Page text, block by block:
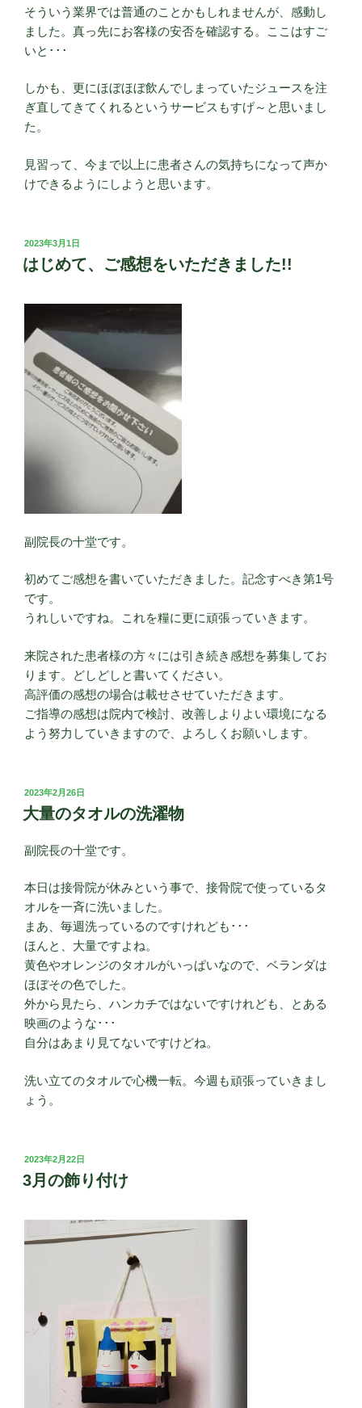
そういう業界では普通のことかもしれませんが、感動し
ました。真っ先にお客様の安否を確認する。ここはすご
いと･･･
しかも、更にほぼほぼ飲んでしまっていたジュースを注
ぎ直してきてくれるというサービスもすげ～と思いまし
た。
見習って、今まで以上に患者さんの気持ちになって声か
けできるようにしようと思います。
投
稿
日:
2023年3月1日
はじめて、ご感想をいただきました!!
副院長の十堂です。
初めてご感想を書いていただきました。記念すべき第1号
です。
うれしいですね。これを糧に更に頑張っていきます。
来院された患者様の方々には引き続き感想を募集してお
ります。どしどしと書いてください。
高評価の感想の場合は載せさせていただきます。
ご指導の感想は院内で検討、改善しよりよい環境になる
よう努力していきますので、よろしくお願いします。
投
稿
日:
2023年2月26日
大量のタオルの洗濯物
副院長の十堂です。
本日は接骨院が休みという事で、接骨院で使っているタ
オルを一斉に洗いました。
まあ、毎週洗っているのですけれども･･･
ほんと、大量ですよね。
黄色やオレンジのタオルがいっぱいなので、ベランダは
ほぼその色でした。
外から見たら、ハンカチではないですけれども、とある
映画のような･･･
自分はあまり見てないですけどね。
洗い立てのタオルで心機一転。今週も頑張っていきまし
ょう。
投
稿
日:
2023年2月22日
3月の飾り付け